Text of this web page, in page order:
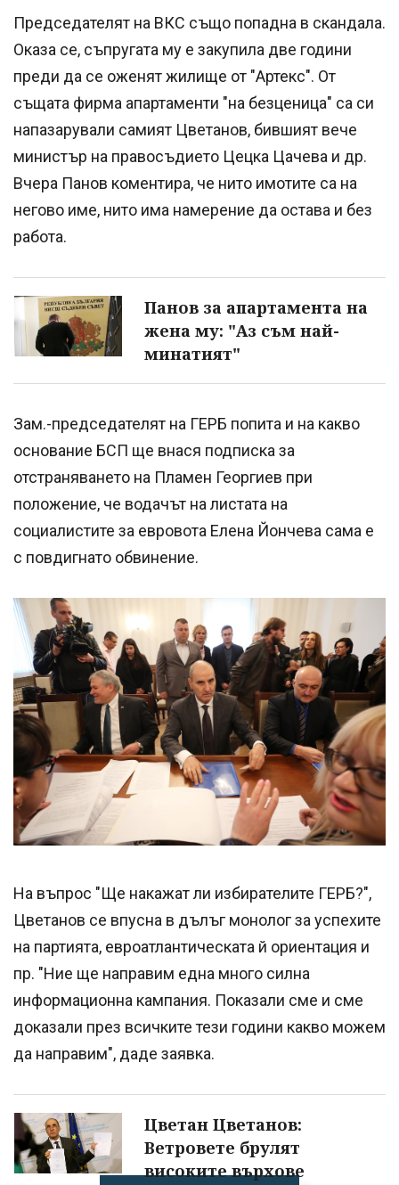
Председателят на ВКС също попадна в скандала.
Оказа се, съпругата му е закупила две години
преди да се оженят жилище от "Артекс". От
същата фирма апартаменти "на безценица" са си
напазарували самият Цветанов, бившият вече
министър на правосъдието Цецка Цачева и др.
Вчера Панов коментира, че нито имотите са на
негово име, нито има намерение да остава и без
работа.
Панов за апартамента на
жена му: "Аз съм най-
минатият"
Зам.-председателят на ГЕРБ попита и на какво
основание БСП ще внася подписка за
отстраняването на Пламен Георгиев при
положение, че водачът на листата на
социалистите за евровота Елена Йончева сама е
с повдигнато обвинение.
На въпрос "Ще накажат ли избирателите ГЕРБ?",
Цветанов се впусна в дълъг монолог за успехите
на партията, евроатлантическата й ориентация и
пр. "Ние ще направим една много силна
информационна кампания. Показали сме и сме
доказали през всичките тези години какво можем
да направим", даде заявка.
Цветан Цветанов:
Ветровете брулят
високите върхове